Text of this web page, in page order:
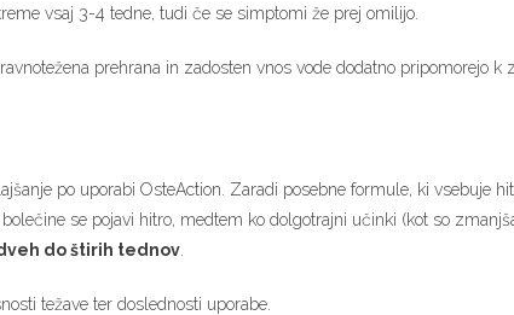
vsaj 3-4 tedne, tudi če se simptomi že prej omilijo.
prehrana in zadosten vnos vode dodatno pripomorejo k
po uporabi OsteAction. Zaradi posebne formule, ki vsebuje
bolečine se pojavi hitro, medtem ko dolgotrajni učinki (kot so
do štirih tednov
težave ter doslednosti uporabe.